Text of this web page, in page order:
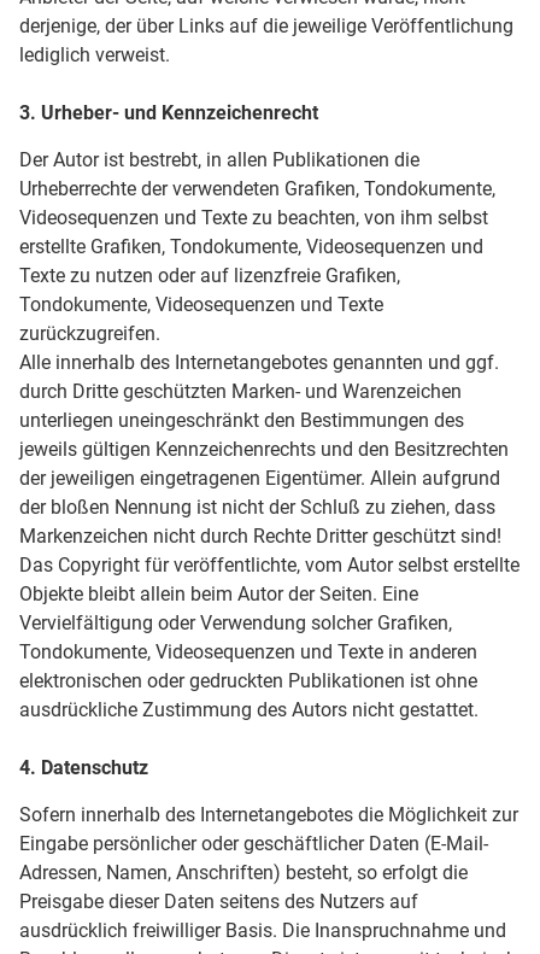
derjenige, der über Links auf die jeweilige Veröffentlichung
lediglich verweist.
3. Urheber- und Kennzeichenrecht
Der Autor ist bestrebt, in allen Publikationen die
Urheberrechte der verwendeten Grafiken, Tondokumente,
Videosequenzen und Texte zu beachten, von ihm selbst
erstellte Grafiken, Tondokumente, Videosequenzen und
Texte zu nutzen oder auf lizenzfreie Grafiken,
Tondokumente, Videosequenzen und Texte
zurückzugreifen.
Alle innerhalb des Internetangebotes genannten und ggf.
durch Dritte geschützten Marken- und Warenzeichen
unterliegen uneingeschränkt den Bestimmungen des
jeweils gültigen Kennzeichenrechts und den Besitzrechten
der jeweiligen eingetragenen Eigentümer. Allein aufgrund
der bloßen Nennung ist nicht der Schluß zu ziehen, dass
Markenzeichen nicht durch Rechte Dritter geschützt sind!
Das Copyright für veröffentlichte, vom Autor selbst erstellte
Objekte bleibt allein beim Autor der Seiten. Eine
Vervielfältigung oder Verwendung solcher Grafiken,
Tondokumente, Videosequenzen und Texte in anderen
elektronischen oder gedruckten Publikationen ist ohne
ausdrückliche Zustimmung des Autors nicht gestattet.
4. Datenschutz
Sofern innerhalb des Internetangebotes die Möglichkeit zur
Eingabe persönlicher oder geschäftlicher Daten (E-Mail-
Adressen, Namen, Anschriften) besteht, so erfolgt die
Preisgabe dieser Daten seitens des Nutzers auf
ausdrücklich freiwilliger Basis. Die Inanspruchnahme und